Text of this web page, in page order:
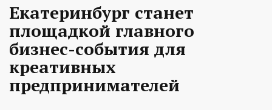
Екатеринбург станет
площадкой главного
бизнес-события для
креативных
предпринимателей